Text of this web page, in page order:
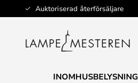
Auktoriserad återförsäljare
Hoppa
till
INOMHUSBELYSNING